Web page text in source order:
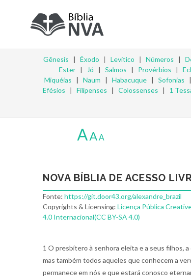
Gênesis | Êxodo | Levítico | Números |
Ester| Jó | Salmos | Provérbios |
Miquéias | Naum | Habacuque | Sofonias
Efésios | Filipenses | Colossenses | 1
AAA
NOVA BÍBLIA DE ACESSO
Fonte: https://git.door43.org/alexandre_brazil
Copyrights & Licensing: Licença Pública
4.0 Internacional(CC BY-SA 4.0)
1 O presbítero à senhora eleita e a seus filhos,
mas também todos aqueles que conhecem a
permanece em nós e que estará conosco